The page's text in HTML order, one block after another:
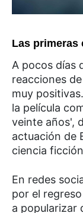
Las primeras
A pocos días
reacciones
muy
la película
veinte años',
actuación de
ciencia
En redes
por el
a popularizar